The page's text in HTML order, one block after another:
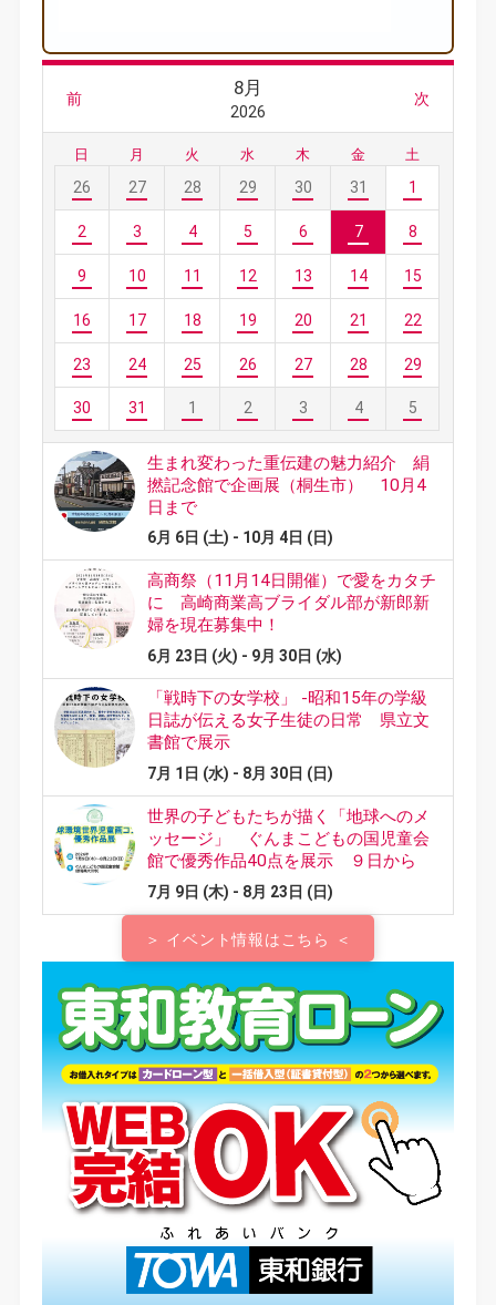
＞ イベント情報はこちら ＜